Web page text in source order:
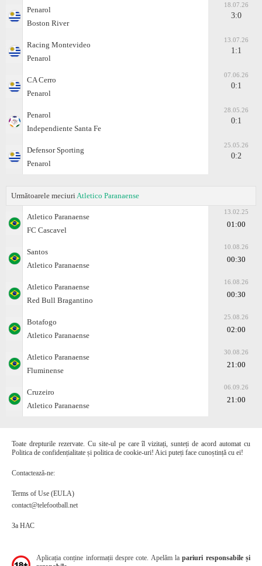
Penarol
Boston River
18.07.26
3:0
Racing Montevideo
Penarol
13.07.26
1:1
CA Cerro
Penarol
07.06.26
0:1
Penarol
Independiente Santa Fe
28.05.26
0:1
Defensor Sporting
Penarol
25.05.26
0:2
Următoarele meciuri Atletico Paranaense
Atletico Paranaense
FC Cascavel
13.02.25
01:00
Santos
Atletico Paranaense
10.08.26
00:30
Atletico Paranaense
Red Bull Bragantino
16.08.26
00:30
Botafogo
Atletico Paranaense
25.08.26
02:00
Atletico Paranaense
Fluminense
30.08.26
21:00
Cruzeiro
Atletico Paranaense
06.09.26
21:00
Toate drepturile rezervate. Cu site-ul pe care îl vizitați, sunteți de acord automat cu
Politica de confidențialitate și politica de cookie-uri! Aici puteți face cunoștință cu ei!
Contactează-ne:
Terms of Use (EULA)
contact@telefootball.net
За НАС
Aplicația conține informații despre cote. Apelăm lapariuri responsabile și